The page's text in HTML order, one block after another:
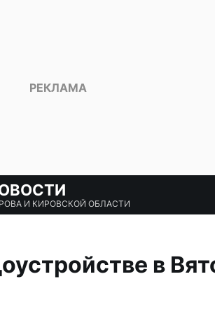
И КИРОВСКОЙ ОБЛАСТИ
в